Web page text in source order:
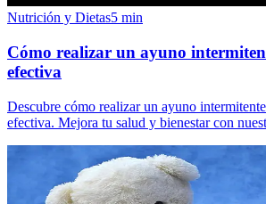
Nutrición y Dietas5 min
Cómo realizar un ayuno
efectiva
Descubre cómo realizar un ayuno
efectiva. Mejora tu salud y bienestar con